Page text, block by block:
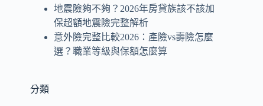
地震險夠不夠？2026年房貸族該不該加
保超額地震險完整解析
意外險完整比較2026：產險vs壽險怎麼
選？職業等級與保額怎麼算
分類